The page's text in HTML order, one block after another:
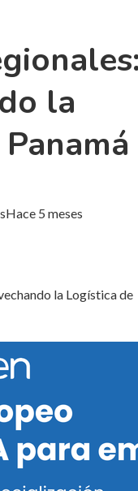
la
Hace 5 meses
la Logística de